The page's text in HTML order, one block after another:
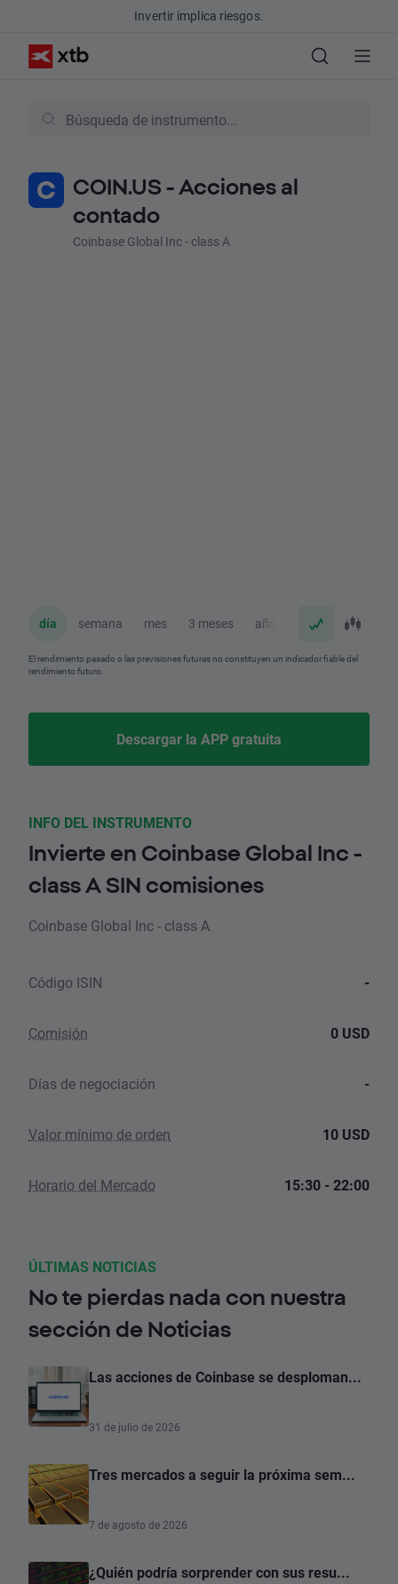
Invertir implica riesgos.
COIN.US - Acciones al
contado
Coinbase Global Inc - class A
día semana mes 3 meses año
El rendimiento pasado o las previsiones futuras no constituyen un indicador fiable del
rendimiento futuro.
Descargar la APP gratuita
INFO DEL INSTRUMENTO
Invierte en Coinbase Global Inc -
class A SIN comisiones
Coinbase Global Inc - class A
Código ISIN -
Comisión 0 USD
Días de negociación -
Valor mínimo de orden 10 USD
Horario del Mercado 15:30 - 22:00
ÚLTIMAS NOTICIAS
No te pierdas nada con nuestra
sección de Noticias
Las acciones de Coinbase se desploman...
31 de julio de 2026
Tres mercados a seguir la próxima sem...
7 de agosto de 2026
¿Quién podría sorprender con sus resu...